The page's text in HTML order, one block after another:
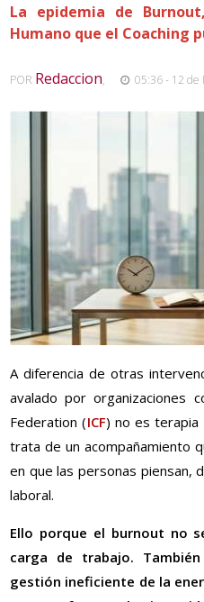
La epidemia de
Humano que el Coaching
POR Redaccion, 05:36 - 12 de
A diferencia de otras
avalado por organizaciones
Federation (ICF) no es terapia
trata de un acompañamiento
en que las personas piensan,
laboral.
Ello porque el burnout no
carga de trabajo.
gestión ineficiente de la